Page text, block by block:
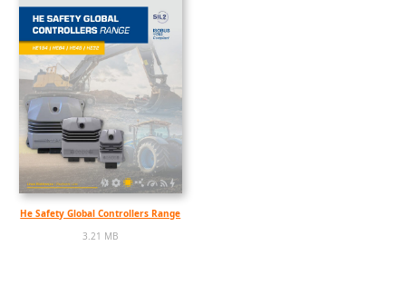
He Safety Global Controllers Range
3.21 MB